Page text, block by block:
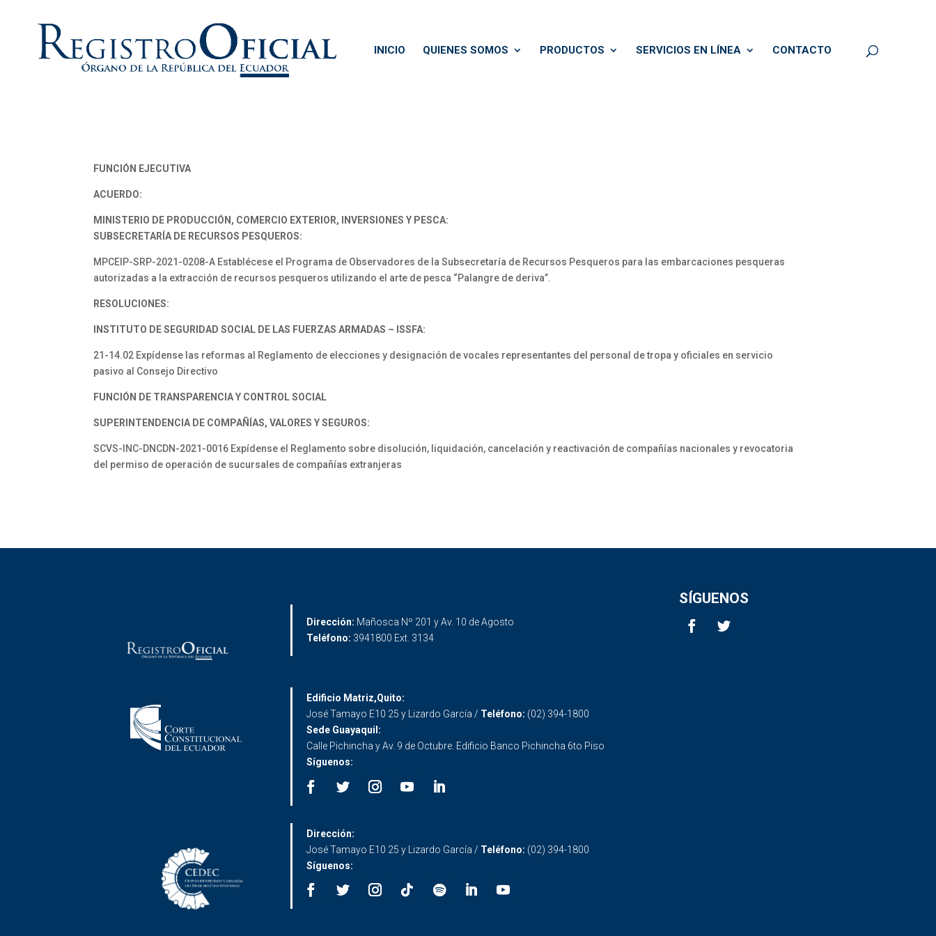
INICIO QUIENES SOMOS PRODUCTOS SERVICIOS EN LÍNEA CONTACTO
FUNCIÓN EJECUTIVA
ACUERDO:
MINISTERIO DE PRODUCCIÓN, COMERCIO EXTERIOR, INVERSIONES Y PESCA:
SUBSECRETARÍA DE RECURSOS PESQUEROS:
MPCEIP-SRP-2021-0208-A Establécese el Programa de Observadores de la Subsecretaría de Recursos Pesqueros para las embarcaciones pesqueras
autorizadas a la extracción de recursos pesqueros utilizando el arte de pesca “Palangre de deriva”.
RESOLUCIONES:
INSTITUTO DE SEGURIDAD SOCIAL DE LAS FUERZAS ARMADAS – ISSFA:
21-14.02 Expídense las reformas al Reglamento de elecciones y designación de vocales representantes del personal de tropa y oficiales en servicio
pasivo al Consejo Directivo
FUNCIÓN DE TRANSPARENCIA Y CONTROL SOCIAL
SUPERINTENDENCIA DE COMPAÑÍAS, VALORES Y SEGUROS:
SCVS-INC-DNCDN-2021-0016 Expídense el Reglamento sobre disolución, liquidación, cancelación y reactivación de compañías nacionales y revocatoria
del permiso de operación de sucursales de compañías extranjeras
Dirección: Mañosca Nº 201 y Av. 10 de Agosto
Teléfono: 3941800 Ext. 3134
SÍGUENOS
Edificio Matriz,Quito:
José Tamayo E10 25 y Lizardo García / Teléfono: (02) 394-1800
Sede Guayaquil:
Calle Pichincha y Av. 9 de Octubre. Edificio Banco Pichincha 6to Piso
Síguenos:
Dirección:
José Tamayo E10 25 y Lizardo García / Teléfono: (02) 394-1800
Síguenos: